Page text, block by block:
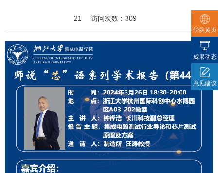
21 访问次数： 309
学院黄页
成果动态
意见建议